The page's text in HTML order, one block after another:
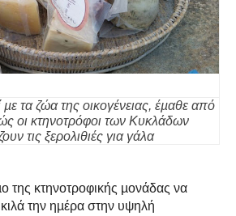
τα ζώα της οικογένειας, έµαθε από
οι κτηνοτρόφοι των Κυκλάδων
τις ξερολιθιές για γάλα
της κτηνοτροφικής µονάδας να
την ηµέρα στην υψηλή